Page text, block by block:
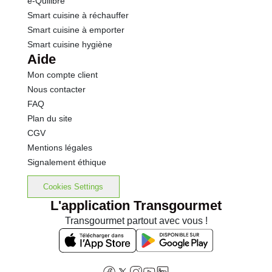
saturés. En outre, elle est pauvre en sucres (0,7 g de glucides).
Smart cuisine à réchauffer
Smart cuisine à emporter
Smart cuisine hygiène
Aide
Mon compte client
Nous contacter
FAQ
Plan du site
CGV
Mentions légales
Signalement éthique
Cookies Settings
L'application Transgourmet
Transgourmet partout avec vous !